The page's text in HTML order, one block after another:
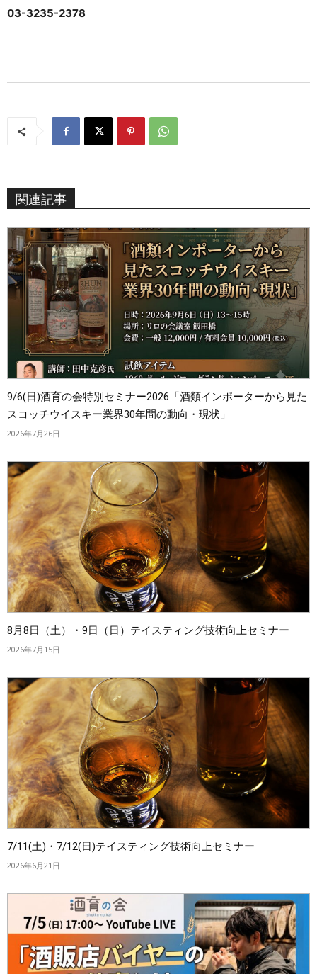
03-3235-2378
関連記事
9/6(日)酒育の会特別セミナー2026「酒類インポーターから見た
スコッチウイスキー業界30年間の動向・現状」
2026年7月26日
8月8日（土）・9日（日）テイスティング技術向上セミナー
2026年7月15日
7/11(土)・7/12(日)テイスティング技術向上セミナー
2026年6月21日